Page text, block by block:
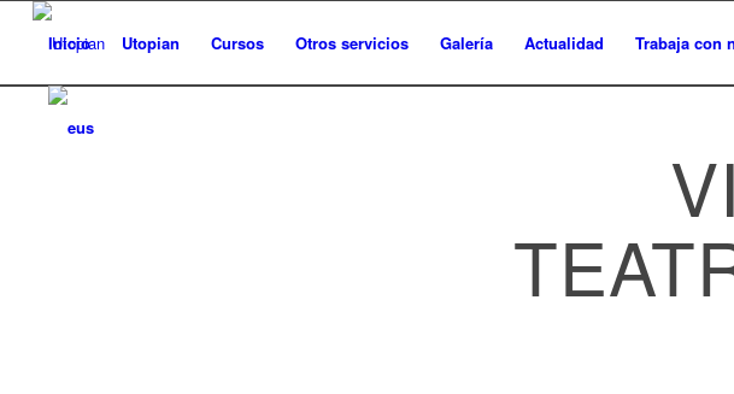
Inicio Utopian Cursos Otros servicios Galería Actualidad Trabaja con